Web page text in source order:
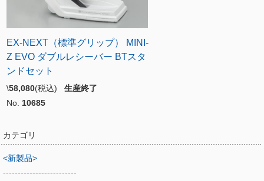
EX-NEXT（標準グリップ） MINI-
Z EVO ダブルレシーバー BTスタ
ンドセット
\58,080(税込) 生産終了
No. 10685
カテゴリ
<新製品>
-------------------------